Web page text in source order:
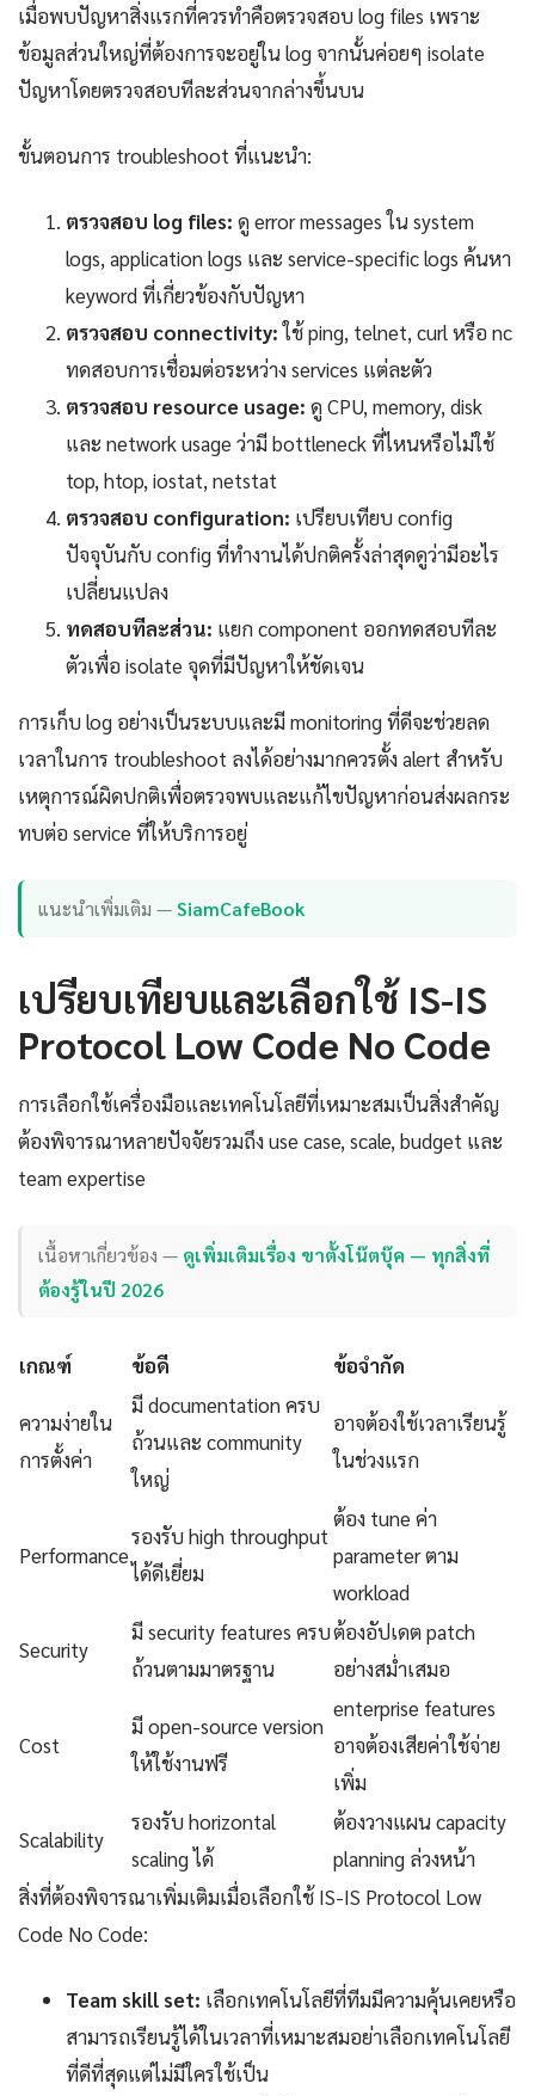
เมื่อพบปัญหาสิ่งแรกที่ควรทำคือตรวจสอบ log files เพราะ
ข้อมูลส่วนใหญ่ที่ต้องการจะอยู่ใน log จากนั้นค่อยๆ isolate
ปัญหาโดยตรวจสอบทีละส่วนจากล่างขึ้นบน
ขั้นตอนการ troubleshoot ที่แนะนำ:
ตรวจสอบ log files: ดู error messages ใน system
logs, application logs และ service-specific logs ค้นหา
keyword ที่เกี่ยวข้องกับปัญหา
ตรวจสอบ connectivity:ใช้ ping, telnet, curl หรือ nc
ทดสอบการเชื่อมต่อระหว่าง services แต่ละตัว
ตรวจสอบ resource usage: ดู CPU, memory, disk
และ network usage ว่ามี bottleneck ที่ไหนหรือไม่ใช้
top, htop, iostat, netstat
ตรวจสอบ configuration: เปรียบเทียบ config
ปัจจุบันกับ config ที่ทำงานได้ปกติครั้งล่าสุดดูว่ามีอะไร
เปลี่ยนแปลง
ทดสอบทีละส่วน: แยก component ออกทดสอบทีละ
ตัวเพื่อ isolate จุดที่มีปัญหาให้ชัดเจน
การเก็บ log อย่างเป็นระบบและมี monitoring ที่ดีจะช่วยลด
เวลาในการ troubleshoot ลงได้อย่างมากควรตั้ง alert สำหรับ
เหตุการณ์ผิดปกติเพื่อตรวจพบและแก้ไขปัญหาก่อนส่งผลกระ
ทบต่อ service ที่ให้บริการอยู่
แนะนำเพิ่มเติม —SiamCafeBook
เปรียบเทียบและเลือกใช้ IS-IS
Protocol Low Code No Code
การเลือกใช้เครื่องมือและเทคโนโลยีที่เหมาะสมเป็นสิ่งสำคัญ
ต้องพิจารณาหลายปัจจัยรวมถึง use case, scale, budget และ
team expertise
เนื้อหาเกี่ยวข้อง — ดูเพิ่มเติมเรื่อง ขาตั้งโน๊ตบุ๊ค — ทุกสิ่งที่
ต้องรู้ในปี 2026
เกณฑ์ ข้อดี ข้อจำกัด
ความง่ายใน
การตั้งค่า
มี documentation ครบ
ถ้วนและ community
ใหญ่
อาจต้องใช้เวลาเรียนรู้
ในช่วงแรก
Performance
รองรับ high throughput
ได้ดีเยี่ยม
ต้อง tune ค่า
parameter ตาม
workload
Security
มี security features ครบ
ถ้วนตามมาตรฐาน
ต้องอัปเดต patch
อย่างสม่ำเสมอ
Cost
มี open-source version
ให้ใช้งานฟรี
enterprise features
อาจต้องเสียค่าใช้จ่าย
เพิ่ม
Scalability
รองรับ horizontal
scaling ได้
ต้องวางแผน capacity
planning ล่วงหน้า
สิ่งที่ต้องพิจารณาเพิ่มเติมเมื่อเลือกใช้ IS-IS Protocol Low
Code No Code:
Team skill set: เลือกเทคโนโลยีที่ทีมมีความคุ้นเคยหรือ
สามารถเรียนรู้ได้ในเวลาที่เหมาะสมอย่าเลือกเทคโนโลยี
ที่ดีที่สุดแต่ไม่มีใครใช้เป็น